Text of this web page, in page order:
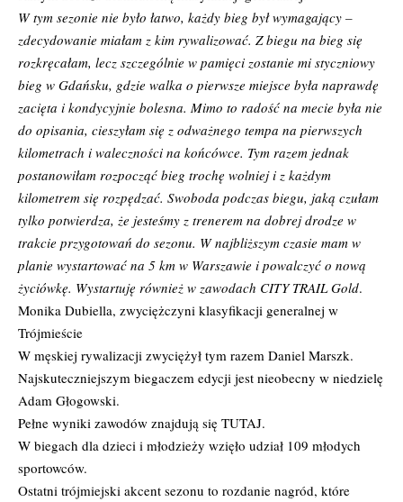
W tym sezonie nie było łatwo, każdy bieg był wymagający –
zdecydowanie miałam z kim rywalizować. Z biegu na bieg się
rozkręcałam, lecz szczególnie w pamięci zostanie mi styczniowy
bieg w Gdańsku, gdzie walka o pierwsze miejsce była naprawdę
zacięta i kondycyjnie bolesna. Mimo to radość na mecie była nie
do opisania, cieszyłam się z odważnego tempa na pierwszych
kilometrach i waleczności na końcówce. Tym razem jednak
postanowiłam rozpocząć bieg trochę wolniej i z każdym
kilometrem się rozpędzać. Swoboda podczas biegu, jaką czułam
tylko potwierdza, że jesteśmy z trenerem na dobrej drodze w
trakcie przygotowań do sezonu. W najbliższym czasie mam w
planie wystartować na 5 km w Warszawie i powalczyć o nową
życiówkę. Wystartuję również w zawodach CITY TRAIL Gold.
Monika Dubiella, zwyciężczyni klasyfikacji generalnej w
Trójmieście
W męskiej rywalizacji zwyciężył tym razem Daniel Marszk.
Najskuteczniejszym biegaczem edycji jest nieobecny w niedzielę
Adam Głogowski.
Pełne wyniki zawodów znajdują się TUTAJ.
W biegach dla dzieci i młodzieży wzięło udział 109 młodych
sportowców.
Ostatni trójmiejski akcent sezonu to rozdanie nagród, które